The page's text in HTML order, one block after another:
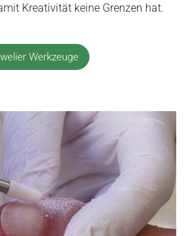
Kreativität keine Grenzen hat.
Werkzeuge